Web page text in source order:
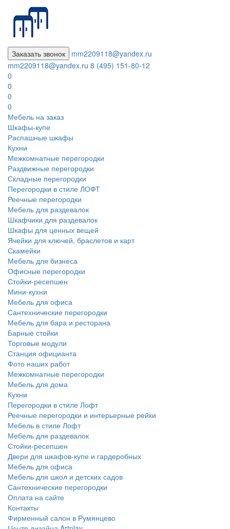
Заказать звонок
mm2209118@yandex.ru
mm2209118@yandex.ru 8 (495) 151-80-12
0
0
0
0
Мебель на заказ
Шкафы-купе
Распашные шкафы
Кухни
Межкомнатные перегородки
Раздвижные перегородки
Складные перегородки
Перегородки в стиле ЛОФТ
Реечные перегородки
Мебель для раздевалок
Шкафчики для раздевалок
Шкафы для ценных вещей
Ячейки для ключей, браслетов и карт
Скамейки
Мебель для бизнеса
Офисные перегородки
Стойки-ресепшен
Мини-кухни
Мебель для офиса
Сантехнические перегородки
Мебель для бара и ресторана
Барные стойки
Торговые модули
Станция официанта
Фото наших работ
Межкомнатные перегородки
Мебель для дома
Кухни
Перегородки в стиле Лофт
Реечные перегородки и интерьерные рейки
Мебель в стиле Лофт
Мебель для раздевалок
Стойки-ресепшен
Двери для шкафов-купе и гардеробных
Мебель для офиса
Мебель для школ и детских садов
Сантехнические перегородки
Оплата на сайте
Контакты
Фирменный салон в Румянцево